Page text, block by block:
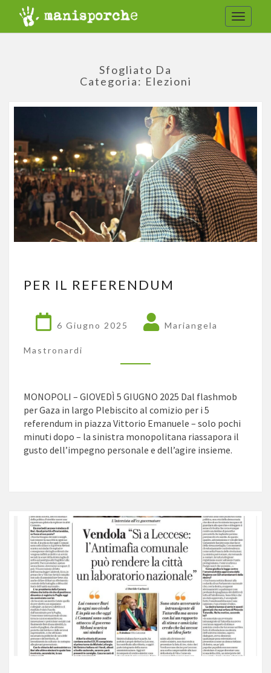
Toggle
Sfogliato Da
Categoria: Elezioni
IL
PER IL REFERENDUM
6 Giugno 2025 Mariangela
Mastronardi
MONOPOLI – GIOVEDÌ 5 GIUGNO 2025 Dal flashmob
per Gaza in largo Plebiscito al comizio per i 5
referendum in piazza Vittorio Emanuele – solo pochi
minuti dopo – la sinistra monopolitana riassapora il
gusto dell’impegno personale e dell’agire insieme.